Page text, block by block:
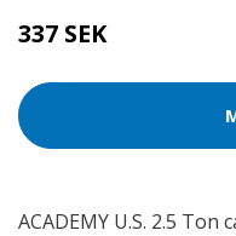
337 SEK
ACADEMY U.S. 2.5